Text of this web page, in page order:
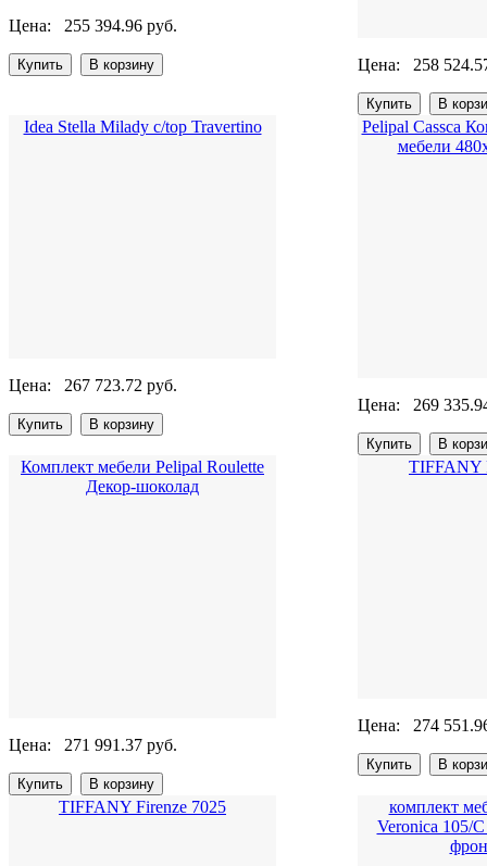
Цена: 255 394.96 руб.
Цена: 258
Idea Stella Milady c/top Travertino
Цена: 267 723.72 руб.
Pelipal Cassca
мебели
Цена: 269
Комплект мебели Pelipal Roulette
Декор-шоколад
Цена: 271 991.37 руб.
TIFFANY
Цена: 274
TIFFANY Firenze 7025
комплект
Veronica 105/